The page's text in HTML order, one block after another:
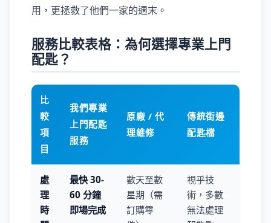
用，更拯救了他們一家的週末。
服務比較表格：為何選擇專業上門
配匙？
比
較
項
目
我們專業
上門配匙
服務
原廠 / 代
理維修
傳統街邊
配匙檔
處
理
時
最快 30-
60 分鐘
即場完成
數天至數
星期（需
訂購零
視乎技
術，多數
無法處理